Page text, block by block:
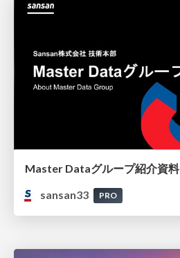
Master Dataグループ紹介資料
sansan33
PRO